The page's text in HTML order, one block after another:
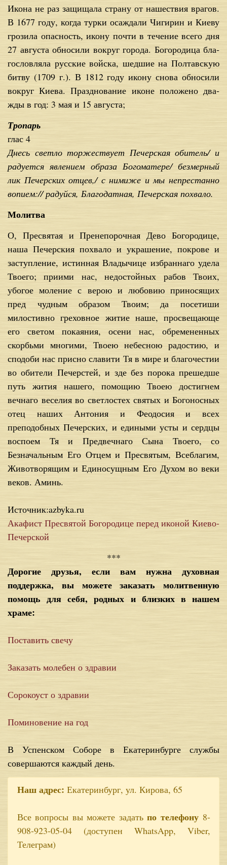
Ико­на не раз за­щи­ща­ла стра­ну от на­ше­ствия вра­гов.
В 1677 го­ду, ко­гда тур­ки оса­жда­ли Чи­ги­рин и Ки­е­ву
гро­зи­ла опас­ность, ико­ну по­чти в те­че­ние все­го дня
27 ав­гу­ста об­но­си­ли во­круг го­ро­да. Бо­го­ро­ди­ца бла­
го­слов­ля­ла рус­ские вой­ска, шед­шие на Пол­тав­скую
бит­ву (1709 г.). В 1812 го­ду ико­ну сно­ва об­но­си­ли
во­круг Ки­е­ва. Празд­но­ва­ние иконе по­ло­же­но два­
жды в год: 3 мая и 15 ав­гу­ста;
Тропарь
глас 4
Днесь светло торжествует Печерская обитель/ и
радуется явлением образа Богоматере/ безмерный
лик Печерских отцев,/ с нимиже и мы непрестанно
вопием:// радуйся, Благодатная, Печерская похвало.
Молитва
О, Пресвятая и Пренепорочная Дево Богородице,
наша Печерския похвало и украшение, покрове и
заступление, истинная Владычице избраннаго удела
Твоего; приими нас, недостойных рабов Твоих,
убогое моление с верою и любовию приносящих
пред чудным образом Твоим; да посетиши
милостивно греховное житие наше, просвещающе
его светом покаяния, осени нас, обремененных
скорбьми многими, Твоею небесною радостию, и
сподоби нас присно славити Тя в мире и благочестии
во обители Печерстей, и зде без порока прешедше
путь жития нашего, помощию Твоею достигнем
вечнаго веселия во светлостех святых и Богоносных
отец наших Антония и Феодосия и всех
преподобных Печерских, и едиными усты и сердцы
воспоем Тя и Предвечнаго Сына Твоего, со
Безначальным Его Отцем и Пресвятым, Всеблагим,
Животворящим и Единосущным Его Духом во веки
веков. Аминь.
Источник:azbyka.ru
Акафист Пресвятой Богородице перед иконой Киево-
Печерской
***
Дорогие друзья, если вам нужна духовная
поддержка, вы можете заказать молитвенную
помощь для себя, родных и близких в нашем
храме:
Поставить свечу
Заказать молебен о здравии
Сорокоуст о здравии
Поминовение на год
В Успенском Соборе в Екатеринбурге службы
совершаются каждый день.
Наш адрес: Екатеринбург, ул. Кирова, 65
Все вопросы вы можете задатьпо телефону8-
908-923-05-04 (доступен WhatsApp, Viber,
Телеграм)